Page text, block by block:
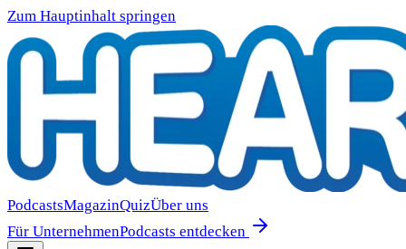
Zum Hauptinhalt springen
PodcastsMagazinQuizÜber uns
Für UnternehmenPodcasts entdecken